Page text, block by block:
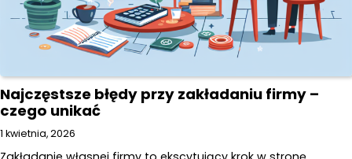
Najczęstsze błędy przy zakładaniu firmy –
czego unikać
1 kwietnia, 2026